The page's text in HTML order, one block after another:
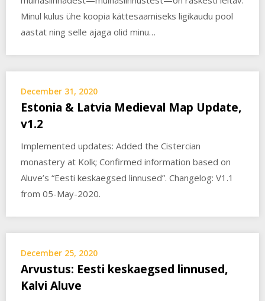
Minul kulus ühe koopia kättesaamiseks ligikaudu pool
aastat ning selle ajaga olid minu…
December 31, 2020
Estonia & Latvia Medieval Map Update,
v1.2
Implemented updates: Added the Cistercian
monastery at Kolk; Confirmed information based on
Aluve’s “Eesti keskaegsed linnused”. Changelog: V1.1
from 05-May-2020.
December 25, 2020
Arvustus: Eesti keskaegsed linnused,
Kalvi Aluve